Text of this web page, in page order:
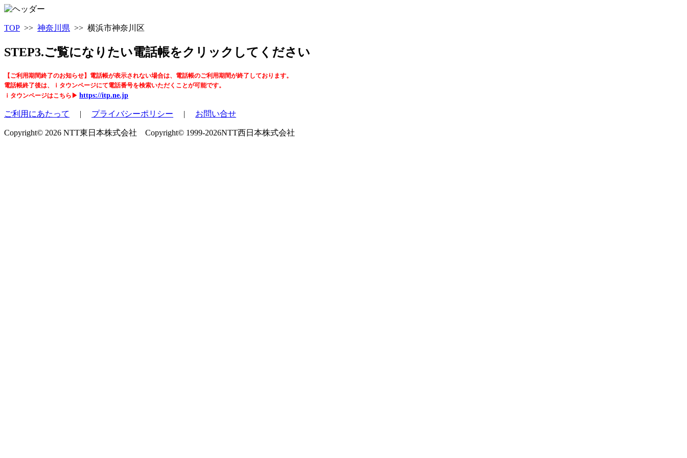
TOP >> 神奈川県 >> 横浜市神奈川区
STEP3.ご覧になりたい電話帳をクリックしてください
【ご利用期間終了のお知らせ】電話帳が表示されない場合は、電話帳のご利用期間が終了しております。
電話帳終了後は、ｉタウンページにて電話番号を検索いただくことが可能です。
ｉタウンページはこちら▶ https://itp.ne.jp
ご利用にあたって | プライバシーポリシー | お問い合せ
Copyright© 2026 NTT東日本株式会社 Copyright© 1999-2026NTT西日本株式会社